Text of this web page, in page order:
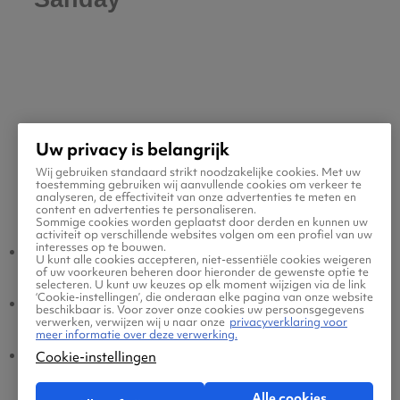
Populaire vluchten
Sanday - Amsterdam Amsterdam - Sanday
Sanday - Eindhoven Eindhoven - Sanday
Sanday - Brussel
Uw privacy is belangrijk
Wij gebruiken standaard strikt noodzakelijke cookies. Met uw
toestemming gebruiken wij aanvullende cookies om verkeer te
analyseren, de effectiviteit van onze advertenties te meten en
content en advertenties te personaliseren.
Sommige cookies worden geplaatst door derden en kunnen uw
activiteit op verschillende websites volgen om een profiel van uw
interesses op te bouwen.
U kunt alle cookies accepteren, niet-essentiële cookies weigeren
of uw voorkeuren beheren door hieronder de gewenste optie te
selecteren. U kunt uw keuzes op elk moment wijzigen via de link
‘Cookie-instellingen’, die onderaan elke pagina van onze website
beschikbaar is. Voor zover onze cookies uw persoonsgegevens
verwerken, verwijzen wij u naar onze privacyverklaring voor
meer informatie over deze verwerking.
Cookie-instellingen